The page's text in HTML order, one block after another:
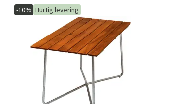
-10% Hurtig levering